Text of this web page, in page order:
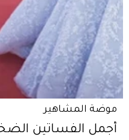
موضة المشاهير
أجمل الفساتين